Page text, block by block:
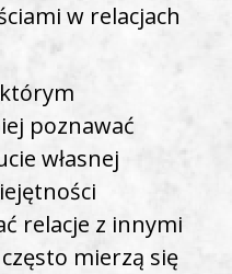
w relacjach
poznawać
własnej
relacje z innymi
mierzą się